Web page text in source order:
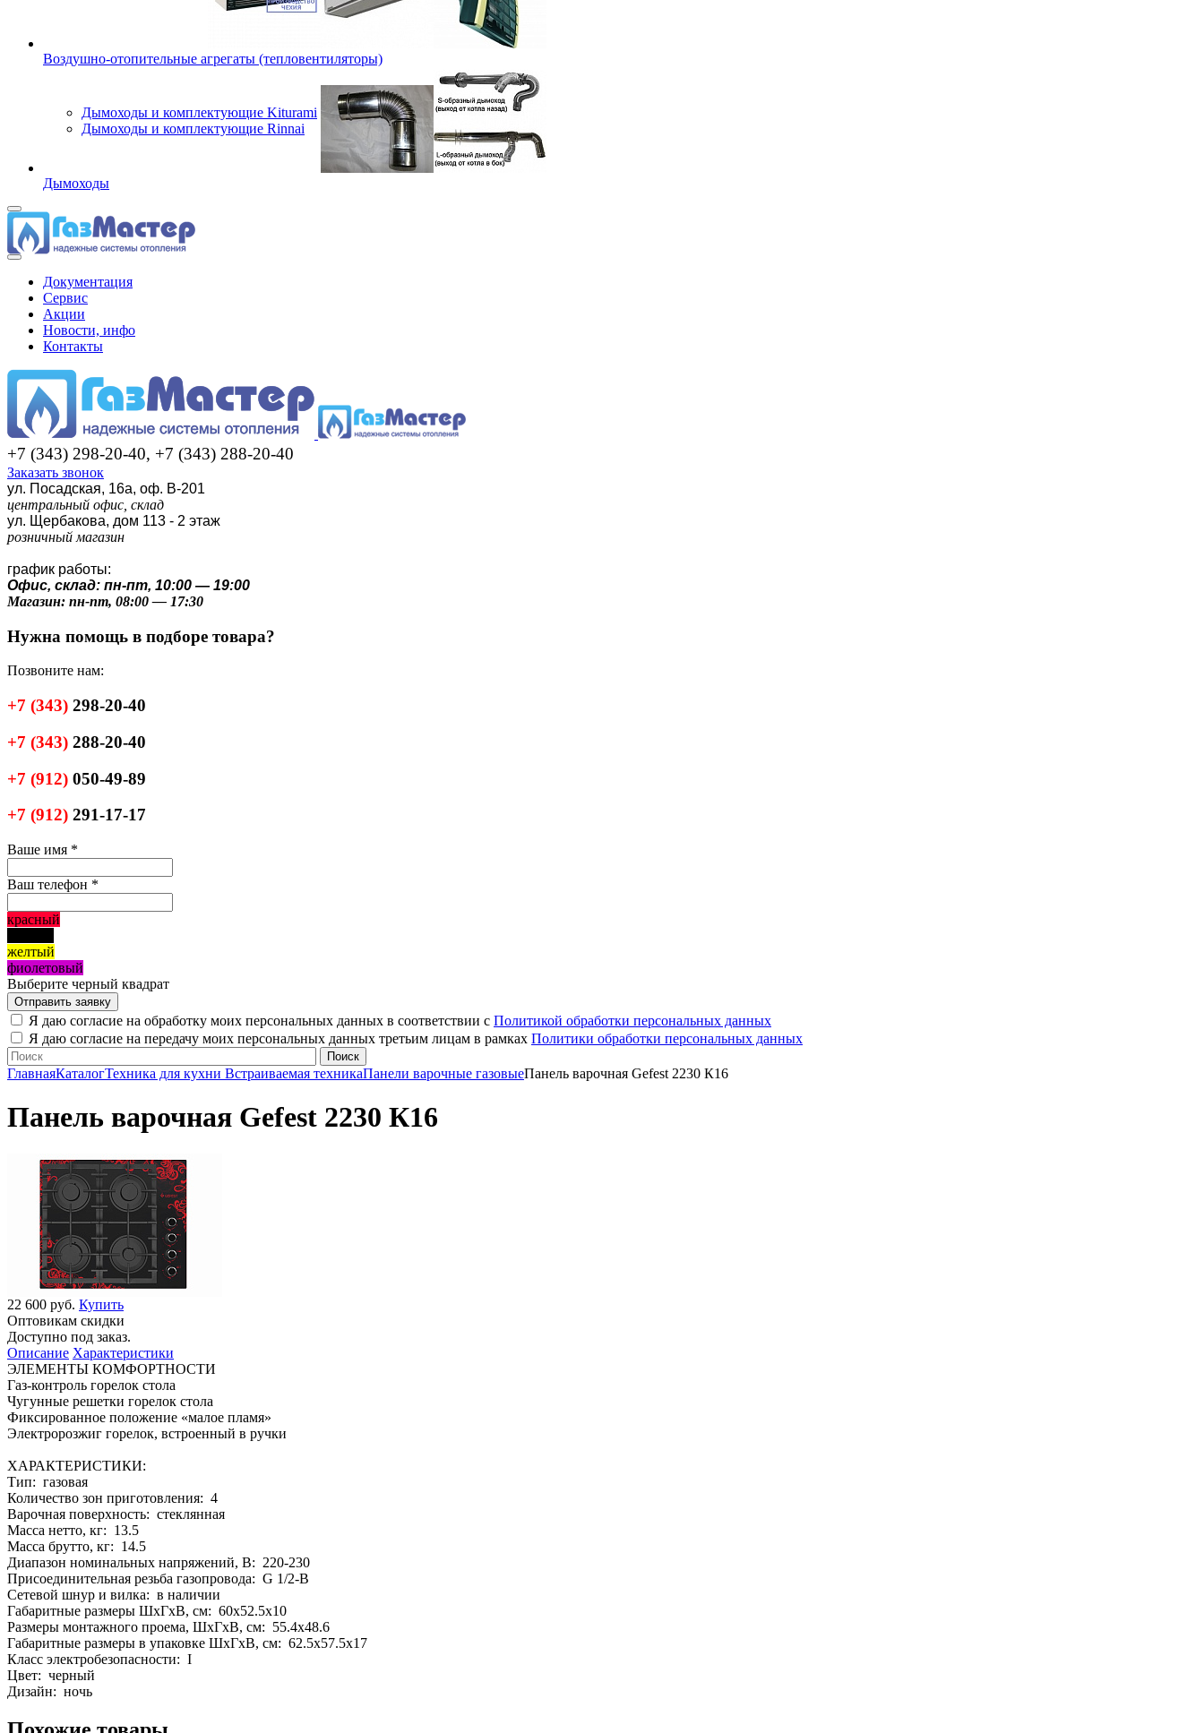
Воздушно-отопительные агрегаты (тепловентиляторы)
Дымоходы и комплектующие Kiturami
Дымоходы и комплектующие Rinnai
Дымоходы
Документация
Сервис
Акции
Новости, инфо
Контакты
+7 (343) 298-20-40, +7 (343) 288-20-40
Заказать звонок
ул. Посадская, 16а, оф. В-201
центральный офис, склад
ул. Щербакова, дом 113 - 2 этаж
розничный магазин
график работы:
Офис, склад: пн-пт, 10:00 — 19:00
Магазин: пн-пт, 08:00 — 17:30
Нужна помощь в подборе товара?
Позвоните нам:
+7 (343) 298-20-40
+7 (343) 288-20-40
+7 (912) 050-49-89
+7 (912) 291-17-17
Ваше имя *
Ваш телефон *
красный
желтый
фиолетовый
Выберите черный квадрат
Я даю согласие на обработку моих персональных данных в соответствии с Политикой обработки персональных данных
Я даю согласие на передачу моих персональных данных третьим лицам в рамках Политики обработки персональных данных
ГлавнаяКаталогТехника для кухни Встраиваемая техникаПанели варочные газовыеПанель варочная Gefest 2230 К16
Панель варочная Gefest 2230 К16
22 600 руб. Купить
Оптовикам скидки
Доступно под заказ.
Описание Характеристики
ЭЛЕМЕНТЫ КОМФОРТНОСТИ
Газ-контроль горелок стола
Чугунные решетки горелок стола
Фиксированное положение «малое пламя»
Электророзжиг горелок, встроенный в ручки
ХАРАКТЕРИСТИКИ:
Тип: газовая
Количество зон приготовления: 4
Варочная поверхность: стеклянная
Масса нетто, кг: 13.5
Масса брутто, кг: 14.5
Диапазон номинальных напряжений, В: 220-230
Присоединительная резьба газопровода: G 1/2-В
Сетевой шнур и вилка: в наличии
Габаритные размеры ШхГхВ, см: 60x52.5x10
Размеры монтажного проема, ШхГхВ, см: 55.4x48.6
Габаритные размеры в упаковке ШхГхВ, см: 62.5x57.5x17
Класс электробезопасности: I
Цвет: черный
Дизайн: ночь